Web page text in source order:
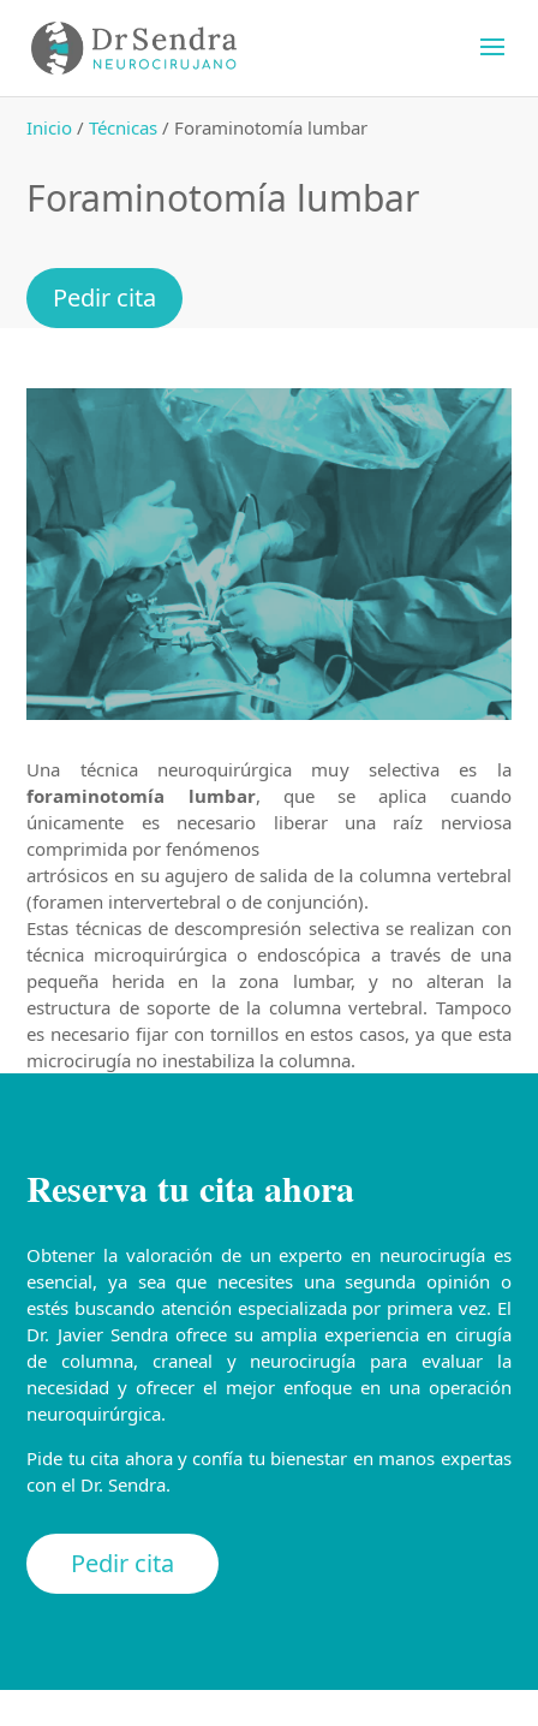
Inicio /Técnicas / Foraminotomía lumbar
Foraminotomía lumbar
Pedir cita
Una técnica neuroquirúrgica muy selectiva es la
foraminotomía lumbar, que se aplica cuando
únicamente es necesario liberar una raíz nerviosa
comprimida por fenómenos
artrósicos en su agujero de salida de la columna vertebral
(foramen intervertebral o de conjunción).
Estas técnicas de descompresión selectiva se realizan con
técnica microquirúrgica o endoscópica a través de una
pequeña herida en la zona lumbar, y no alteran la
estructura de soporte de la columna vertebral. Tampoco
es necesario fijar con tornillos en estos casos, ya que esta
microcirugía no inestabiliza la columna.
Reserva tu cita ahora
Obtener la valoración de un experto en neurocirugía es
esencial, ya sea que necesites una segunda opinión o
estés buscando atención especializada por primera vez. El
Dr. Javier Sendra ofrece su amplia experiencia en cirugía
de columna, craneal y neurocirugía para evaluar la
necesidad y ofrecer el mejor enfoque en una operación
neuroquirúrgica.
Pide tu cita ahora y confía tu bienestar en manos expertas
con el Dr. Sendra.
Pedir cita